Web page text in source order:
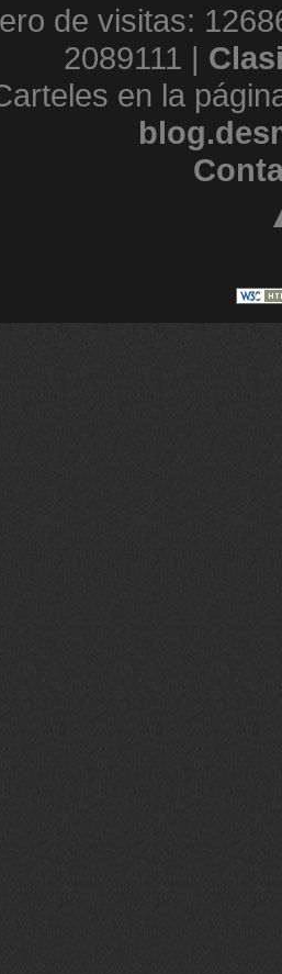
de visitas:
2089111 |
en la